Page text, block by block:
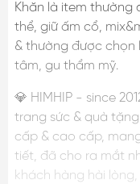
Khăn là item thường
thể, giữ ấm cổ,
& thường được chọn
tâm, gu thẩm mỹ.
💎 HIMHIP - since
trang sức & quà
cấp & cao cấp,
tiết, đã cho ra mắt
khách hàng hài